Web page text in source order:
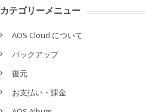
カテゴリーメニュー
AOS Cloud について
バックアップ
復元
お支払い・課金